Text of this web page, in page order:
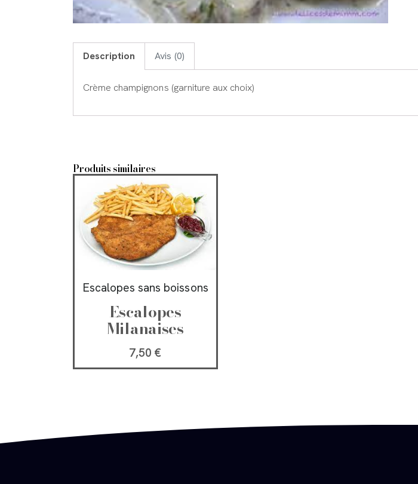
Description Avis (0)
Crème champignons (garniture aux choix)
Produits similaires
Escalopes sans boissons
Escalopes
Milanaises
7,50€